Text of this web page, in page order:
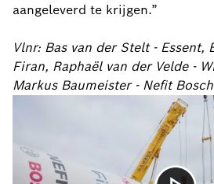
aangeleverd te krijgen.”
Vlnr: Bas van der Stelt - Essent,
Firan, Raphaël van der Velde -
Markus Baumeister - Nefit Bosch